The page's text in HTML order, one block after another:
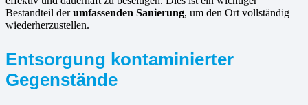
Bestandteil derumfassenden Sanierung, um den Ort vollständig
wiederherzustellen.
Entsorgung kontaminierter
Gegenstände